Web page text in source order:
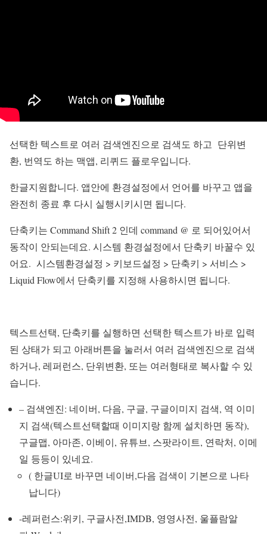
선택한 텍스트로 여러 검색엔진으로 검색도 하고 단위변
환, 번역도 하는 맥앱, 리퀴드 플로우입니다.
한글지원합니다. 앱안에 환경설정에서 언어를 바꾸고 앱을
완전히 종료 후 다시 실행시키시면 됩니다.
단축키는 Command Shift2 인데 command @ 로 되어있어서
동작이 안되는데요. 시스템 환경설정에서 단축키 바꿀수 있
어요. 시스템환경설정 > 키보드설정 > 단축키 > 서비스 >
Liquid Flow에서 단축키를 지정해 사용하시면 됩니다.
텍스트선택, 단축키를 실행하면 선택한 텍스트가 바로 입력
된 상태가 되고 아래버튼을 눌러서 여러 검색엔진으로 검색
하거나, 레퍼런스, 단위변환, 또는 여러형태로 복사할 수 있
습니다.
– 검색엔진: 네이버, 다음, 구글, 구글이미지 검색, 역 이미
지 검색(텍스트선택할때 이미지랑 함께 설치하면 동작),
구글맵, 아마존, 이베이, 유튜브, 스팟라이트, 연락처, 이메
일 등등이 있네요.
( 한글UI로 바꾸면 네이버,다음 검색이 기본으로 나타
납니다)
-레퍼런스:위키, 구글사전,IMDB, 영영사전, 울플람알